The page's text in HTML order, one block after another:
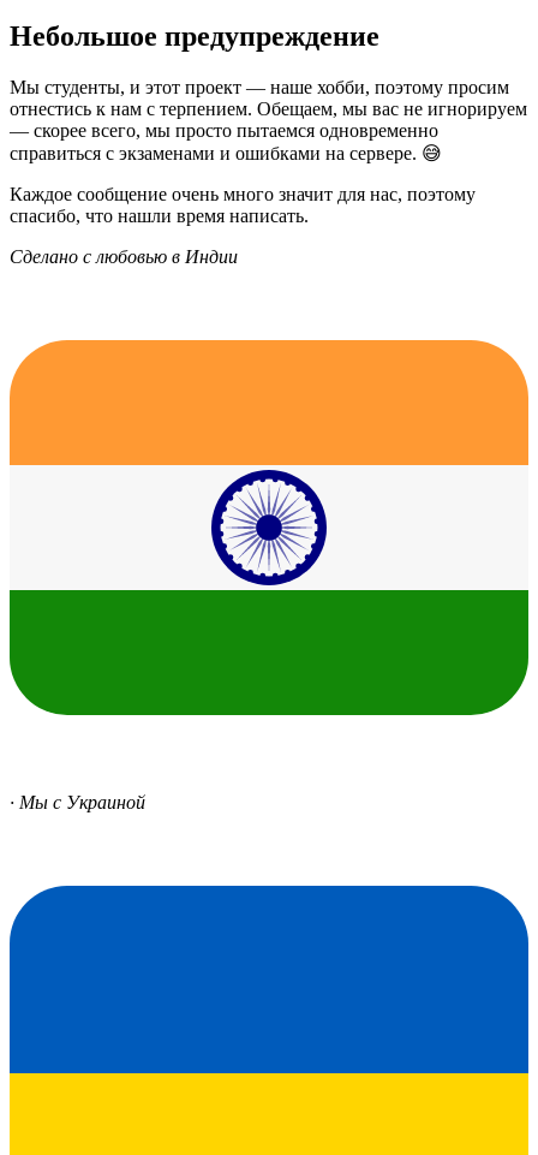
Небольшое предупреждение
Мы студенты, и этот проект — наше хобби, поэтому просим
отнестись к нам с терпением. Обещаем, мы вас не игнорируем
— скорее всего, мы просто пытаемся одновременно
справиться с экзаменами и ошибками на сервере. 😅
Каждое сообщение очень много значит для нас, поэтому
спасибо, что нашли время написать.
Сделано с любовью в Индии
· Мы с Украиной